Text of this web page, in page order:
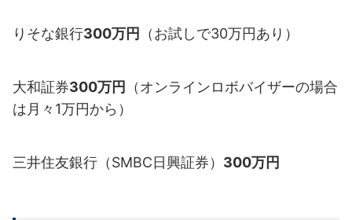
りそな銀行300万円 （お試しで30万円あり）
大和証券300万円
（オンラインロボバイザーの場合
は月々1万円から）
三井住友銀行（SMBC日興証券） 300万円